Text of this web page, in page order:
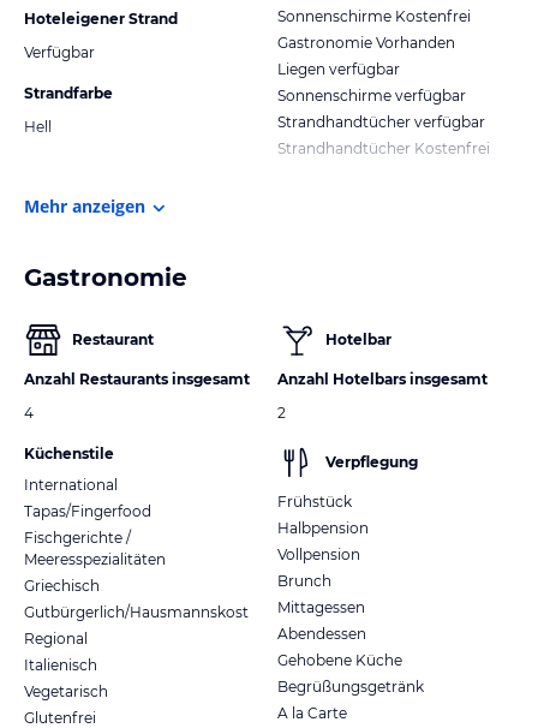
Hoteleigener Strand
Verfügbar
Strandfarbe
Hell
Sonnenschirme Kostenfrei
Gastronomie Vorhanden
Liegen verfügbar
Sonnenschirme verfügbar
Strandhandtücher verfügbar
Strandhandtücher Kostenfrei
Mehr anzeigen
Gastronomie
Restaurant
Anzahl Restaurants insgesamt
4
Küchenstile
International
Tapas/Fingerfood
Fischgerichte /
Meeresspezialitäten
Griechisch
Gutbürgerlich/Hausmannskost
Regional
Italienisch
Vegetarisch
Glutenfrei
Hotelbar
Anzahl Hotelbars insgesamt
2
Verpflegung
Frühstück
Halbpension
Vollpension
Brunch
Mittagessen
Abendessen
Gehobene Küche
Begrüßungsgetränk
A la Carte